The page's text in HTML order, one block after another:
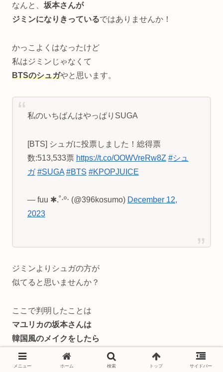
なんと、 坂本さんが
ジミンになりきっているではありませんか！
かっこよくはなったけど
私はジミンじゃなくて
BTSのシュガやと思います。
私のいちばんはやっぱりSUGA
[BTS] シュガに投票しました！総得票
数:513,533票 https://t.co/OOWVreRw8Z #シュ
ガ #SUGA #BTS #KPOPJUICE
— fuu ✱.˚‧º‧ (@396kosumo) December 12,
2023
ジミンよりシュガの方が
似てると思いませんか？
ここで判明したことは
マユリカの坂本さんは
韓国風のメイクをしたら
イケメンになるという事
ですね＾＾
メニュー ホーム 検索 トップ サイドバー